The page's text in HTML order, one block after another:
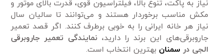
نیاز به پاکت، تنوع بالا، فیلتراسیون قوی، قدرت بالای موتور و
مکش مناسب برخوردار هستند و می‌توانند تا سالیان سال
نیاز هر خانه ایرانی را به خوبی برطرف کنند. اگر قصد تعمیر
جاروبرقی‌های این برند را دارید،نمایندگی تعمیر جاروبرقی
الجی در سمنان بهترین انتخاب است.